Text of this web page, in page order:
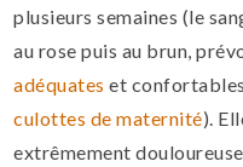
plusieurs semaines (le
au rose puis au brun,
adéquates et
culottes de maternité).
extrêmement